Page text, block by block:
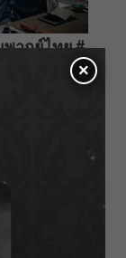
ากย์ไทย #
posts
×